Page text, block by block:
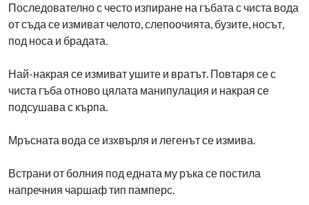
Последователно с често изпиране на гъбата с чиста вода
от съда се измиват челото, слепоочията, бузите, носът,
под носа и брадата.
Най-накрая се измиват ушите и вратът. Повтаря се с
чиста гъба отново цялата манипулация и накрая се
подсушава с кърпа.
Мръсната вода се изхвърля и легенът се измива.
Встрани от болния под едната му ръка се постила
напречния чаршаф тип памперс.